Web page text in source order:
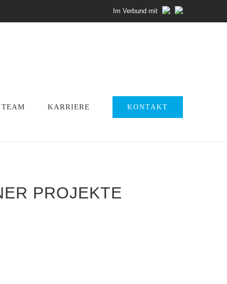
Im Verbund mit
TEAM KARRIERE KONTAKT
PROJEKTE